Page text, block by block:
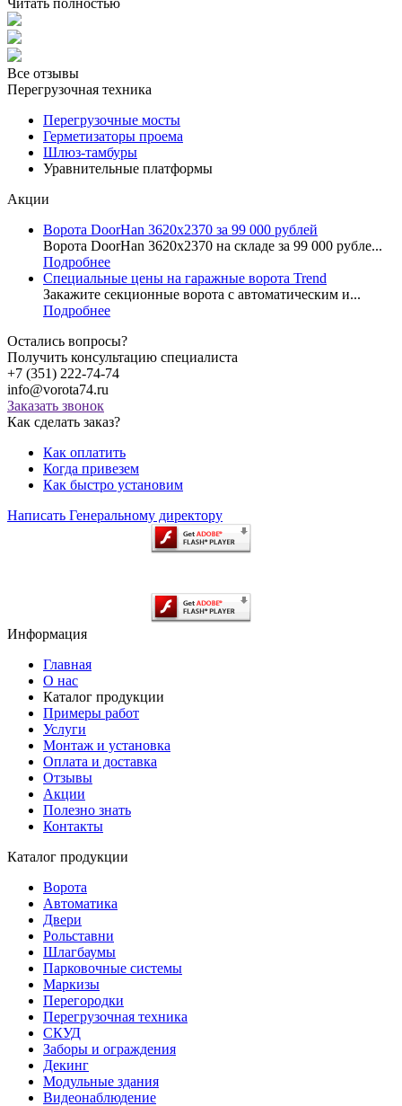
Читать полностью
Все отзывы
Перегрузочная техника
Перегрузочные мосты
Герметизаторы проема
Шлюз-тамбуры
Уравнительные платформы
Акции
Ворота DoorHan 3620x2370 за 99 000 рублей
Ворота DoorHan 3620x2370 на складе за 99 000 рубле...
Подробнее
Специальные цены на гаражные ворота Trend
Закажите секционные ворота с автоматическим и...
Подробнее
Остались вопросы?
Получить консультацию специалиста
+7 (351) 222-74-74
info@vorota74.ru
Заказать звонок
Как сделать заказ?
Как оплатить
Когда привезем
Как быстро установим
Написать Генеральному директору
Информация
Главная
О нас
Каталог продукции
Примеры работ
Услуги
Монтаж и установка
Оплата и доставка
Отзывы
Акции
Полезно знать
Контакты
Каталог продукции
Ворота
Автоматика
Двери
Рольставни
Шлагбаумы
Парковочные системы
Маркизы
Перегородки
Перегрузочная техника
СКУД
Заборы и ограждения
Декинг
Модульные здания
Видеонаблюдение